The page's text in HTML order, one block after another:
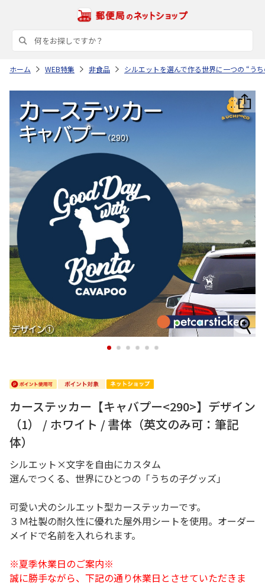
ホーム WEB特集 非食品 シルエットを選んで作る世界に一つの “う
1 2 3 4 5 6
カーステッカー【キャバプー<290>】デザイン
（1） / ホワイト / 書体（英文のみ可：筆記
体）
シルエット×文字を自由にカスタム
選んでつくる、世界にひとつの「うちの子グッズ」
可愛い犬のシルエット型カーステッカーです。
３Ｍ社製の耐久性に優れた屋外用シートを使用。オーダー
メイドで名前を入れられます。
※夏季休業日のご案内※
誠に勝手ながら、下記の通り休業日とさせていただきま